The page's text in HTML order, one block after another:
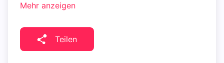
Mehr anzeigen
Teilen